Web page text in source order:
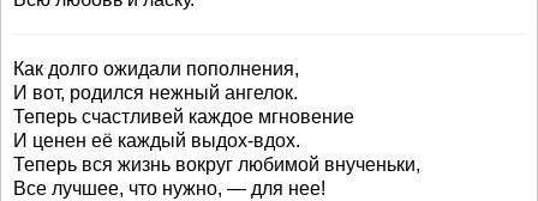
Как долго ожидали пополнения,
И вот, родился нежный ангелок.
Теперь счастливей каждое мгновение
И ценен её каждый выдох-вдох.
Теперь вся жизнь вокруг любимой внученьки,
Все лучшее, что нужно, — для нее!